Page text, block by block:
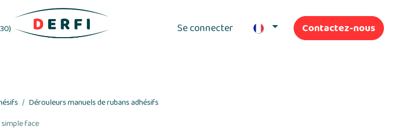
Se connecter Contactez-nous
Dérouleurs manuels de rubans adhésifs
face